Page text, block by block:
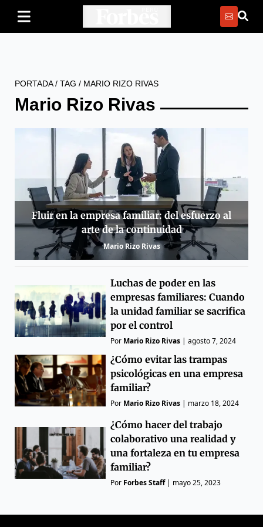
PORTADA/ TAG / MARIO RIZO RIVAS
Mario Rizo Rivas
Fluir en la empresa familiar: del esfuerzo al
arte de la continuidad
Mario Rizo Rivas
Luchas de poder en las
empresas familiares: Cuando
la unidad familiar se sacrifica
por el control
Por Mario Rizo Rivas |agosto 7, 2024
¿Cómo evitar las trampas
psicológicas en una empresa
familiar?
Por Mario Rizo Rivas | marzo 18, 2024
¿Cómo hacer del trabajo
colaborativo una realidad y
una fortaleza en tu empresa
familiar?
Por Forbes Staff| mayo 25, 2023